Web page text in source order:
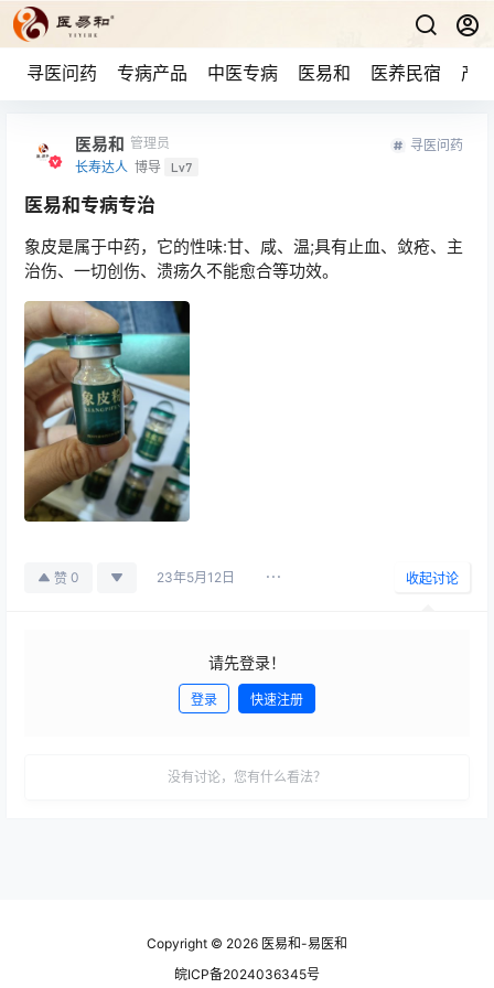
寻医问药 专病产品 中医专病 医易和 医养民宿 产
医易和 管理员
长寿达人 博导 Lv7
寻医问药
医易和专病专治
象皮是属于中药，它的性味:甘、咸、温;具有止血、敛疮、主
治伤、一切创伤、溃疡久不能愈合等功效。
赞 0 23年5月12日 收起讨论
请先登录！
登录 快速注册
没有讨论，您有什么看法？
Copyright © 2026 医易和-易医和
皖ICP备2024036345号